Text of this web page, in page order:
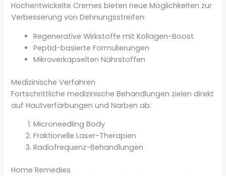
Hochentwickelte Cremes bieten neue Möglichkeiten zur
Verbesserung von Dehnungsstreifen:
Regenerative Wirkstoffe mit Kollagen-Boost
Peptid-basierte Formulierungen
Mikroverkapselten Nährstoffen
Medizinische Verfahren
Fortschrittliche medizinische Behandlungen zielen direkt
auf Hautverfärbungen und Narben ab:
Microneedling Body
Fraktionelle Laser-Therapien
Radiofrequenz-Behandlungen
Home Remedies